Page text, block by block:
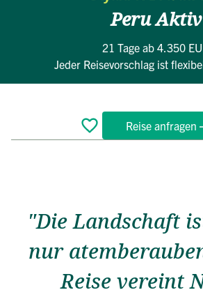
Peru Aktiv
21 Tage ab 4.350
Jeder Reisevorschlag ist
Reise anfragen
Überblick Reiseverlauf
"Die Landschaft
nur
Reise vereint